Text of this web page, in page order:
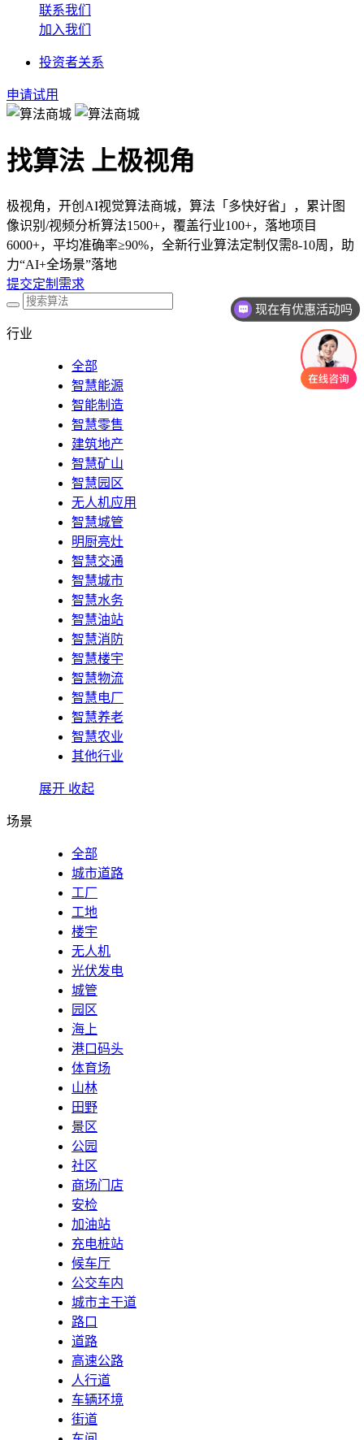
联系我们
加入我们
投资者关系
申请试用
找算法 上极视角
极视角，开创AI视觉算法商城，算法「多快好省」，累计图
像识别/视频分析算法1500+，覆盖行业100+，落地项目
6000+，平均准确率≥90%，全新行业算法定制仅需8-10周，助
力“AI+全场景”落地
提交定制需求
行业
全部
智慧能源
智能制造
智慧零售
建筑地产
智慧矿山
智慧园区
无人机应用
智慧城管
明厨亮灶
智慧交通
智慧城市
智慧水务
智慧油站
智慧消防
智慧楼宇
智慧物流
智慧电厂
智慧养老
智慧农业
其他行业
展开 收起
场景
全部
城市道路
工厂
工地
楼宇
无人机
光伏发电
城管
园区
海上
港口码头
体育场
山林
田野
景区
公园
社区
商场门店
安检
加油站
充电桩站
候车厅
公交车内
城市主干道
路口
道路
高速公路
人行道
车辆环境
街道
现在有优惠活动吗